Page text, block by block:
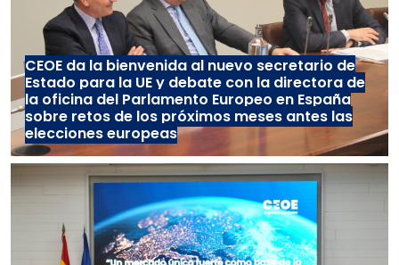
CEOE da la bienvenida al nuevo secretario de
Estado para la UE y debate con la directora de
la oficina del Parlamento Europeo en España
sobre retos de los próximos meses antes las
elecciones europeas